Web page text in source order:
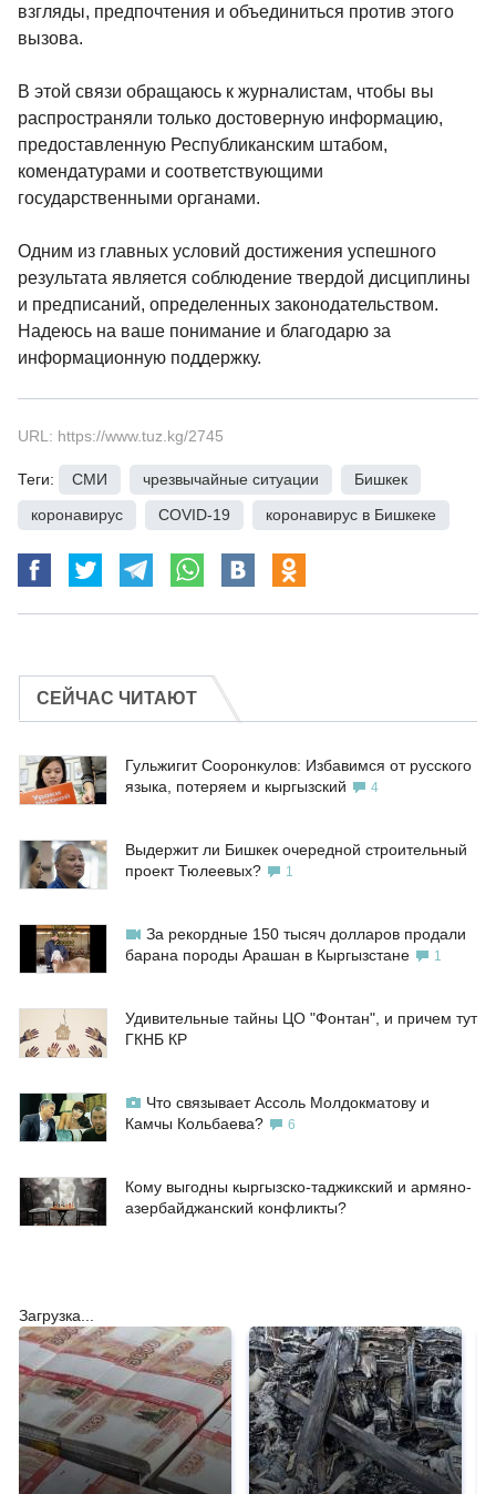
взгляды, предпочтения и объединиться против этого
вызова.
В этой связи обращаюсь к журналистам, чтобы вы
распространяли только достоверную информацию,
предоставленную Республиканским штабом,
комендатурами и соответствующими
государственными органами.
Одним из главных условий достижения успешного
результата является соблюдение твердой дисциплины
и предписаний, определенных законодательством.
Надеюсь на ваше понимание и благодарю за
информационную поддержку.
URL: https://www.tuz.kg/2745
Теги: СМИ чрезвычайные ситуации Бишкек
коронавирус
COVID-19 коронавирус в Бишкеке
СЕЙЧАС ЧИТАЮТ
Гульжигит Сооронкулов: Избавимся от русского
языка, потеряем и кыргызский
4
Выдержит ли Бишкек очередной строительный
проект Тюлеевых?
1
За рекордные 150 тысяч долларов продали
барана породы Арашан в Кыргызстане
1
Удивительные тайны ЦО "Фонтан", и причем тут
ГКНБ КР
Что связывает Ассоль Молдокматову и
Камчы Кольбаева?
6
Кому выгодны кыргызско-таджикский и армяно-
азербайджанский конфликты?
Загрузка...